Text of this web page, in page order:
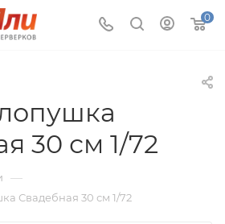
0
30 см 1/72
—
Свадебная 30 см 1/72